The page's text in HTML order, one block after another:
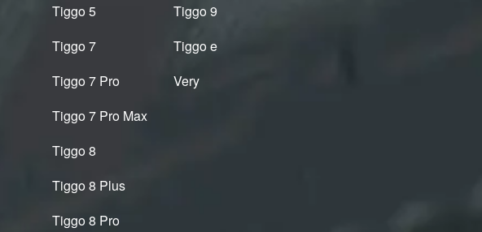
Tiggo 5
Tiggo 7
Tiggo 7 Pro
Tiggo 7 Pro Max
Tiggo 8
Tiggo 8 Plus
Tiggo 8 Pro
Tiggo 9
Tiggo e
Very